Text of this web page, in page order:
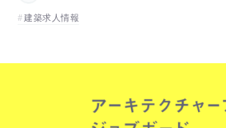
建築求人情報